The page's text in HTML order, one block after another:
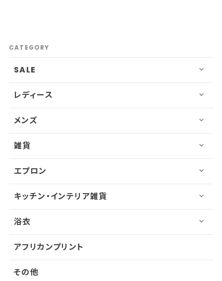
CATEGORY
SALE
レディース
メンズ
雑貨
エプロン
キッチン・インテリア雑貨
浴衣
アフリカンプリント
その他